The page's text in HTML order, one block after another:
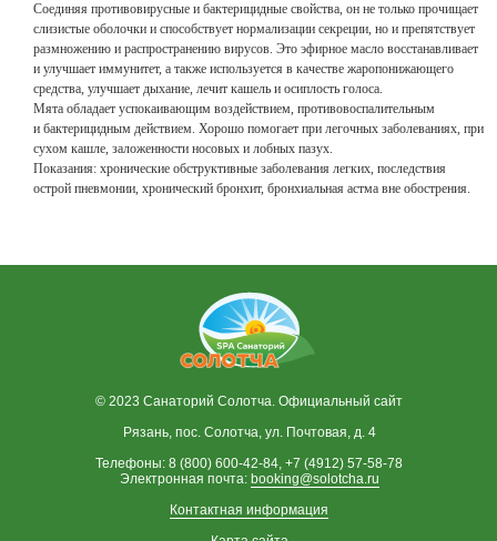
Соединяя противовирусные и бактерицидные свойства, он не только прочищает
слизистые оболочки и способствует нормализации секреции, но и препятствует
размножению и распространению вирусов. Это эфирное масло восстанавливает
и улучшает иммунитет, а также используется в качестве жаропонижающего
средства, улучшает дыхание, лечит кашель и осиплость голоса.
Мята обладает успокаивающим воздействием, противовоспалительным
и бактерицидным действием. Хорошо помогает при легочных заболеваниях, при
сухом кашле, заложенности носовых и лобных пазух.
Показания: хронические обструктивные заболевания легких, последствия
острой пневмонии, хронический бронхит, бронхиальная астма вне обострения.
© 2023 Санаторий Солотча. Официальный сайт
Рязань, пос. Солотча, ул. Почтовая, д. 4
Телефоны: 8 (800) 600-42-84, +7 (4912) 57-58-78
Электронная почта: booking@solotcha.ru
Контактная информация